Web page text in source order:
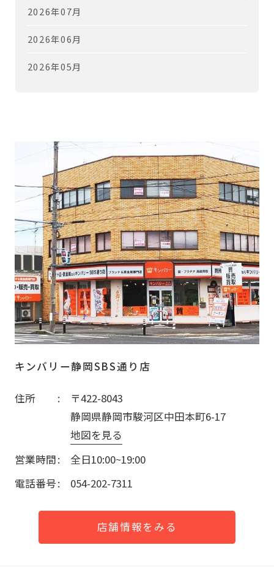
2026年07月
2026年06月
2026年05月
キンバリー静岡SBS通り店
住所
〒422-8043
静岡県静岡市駿河区中田本町6-17
地図を見る
営業時間
全日10:00~19:00
電話番号
054-202-7311
店舗情報をみる